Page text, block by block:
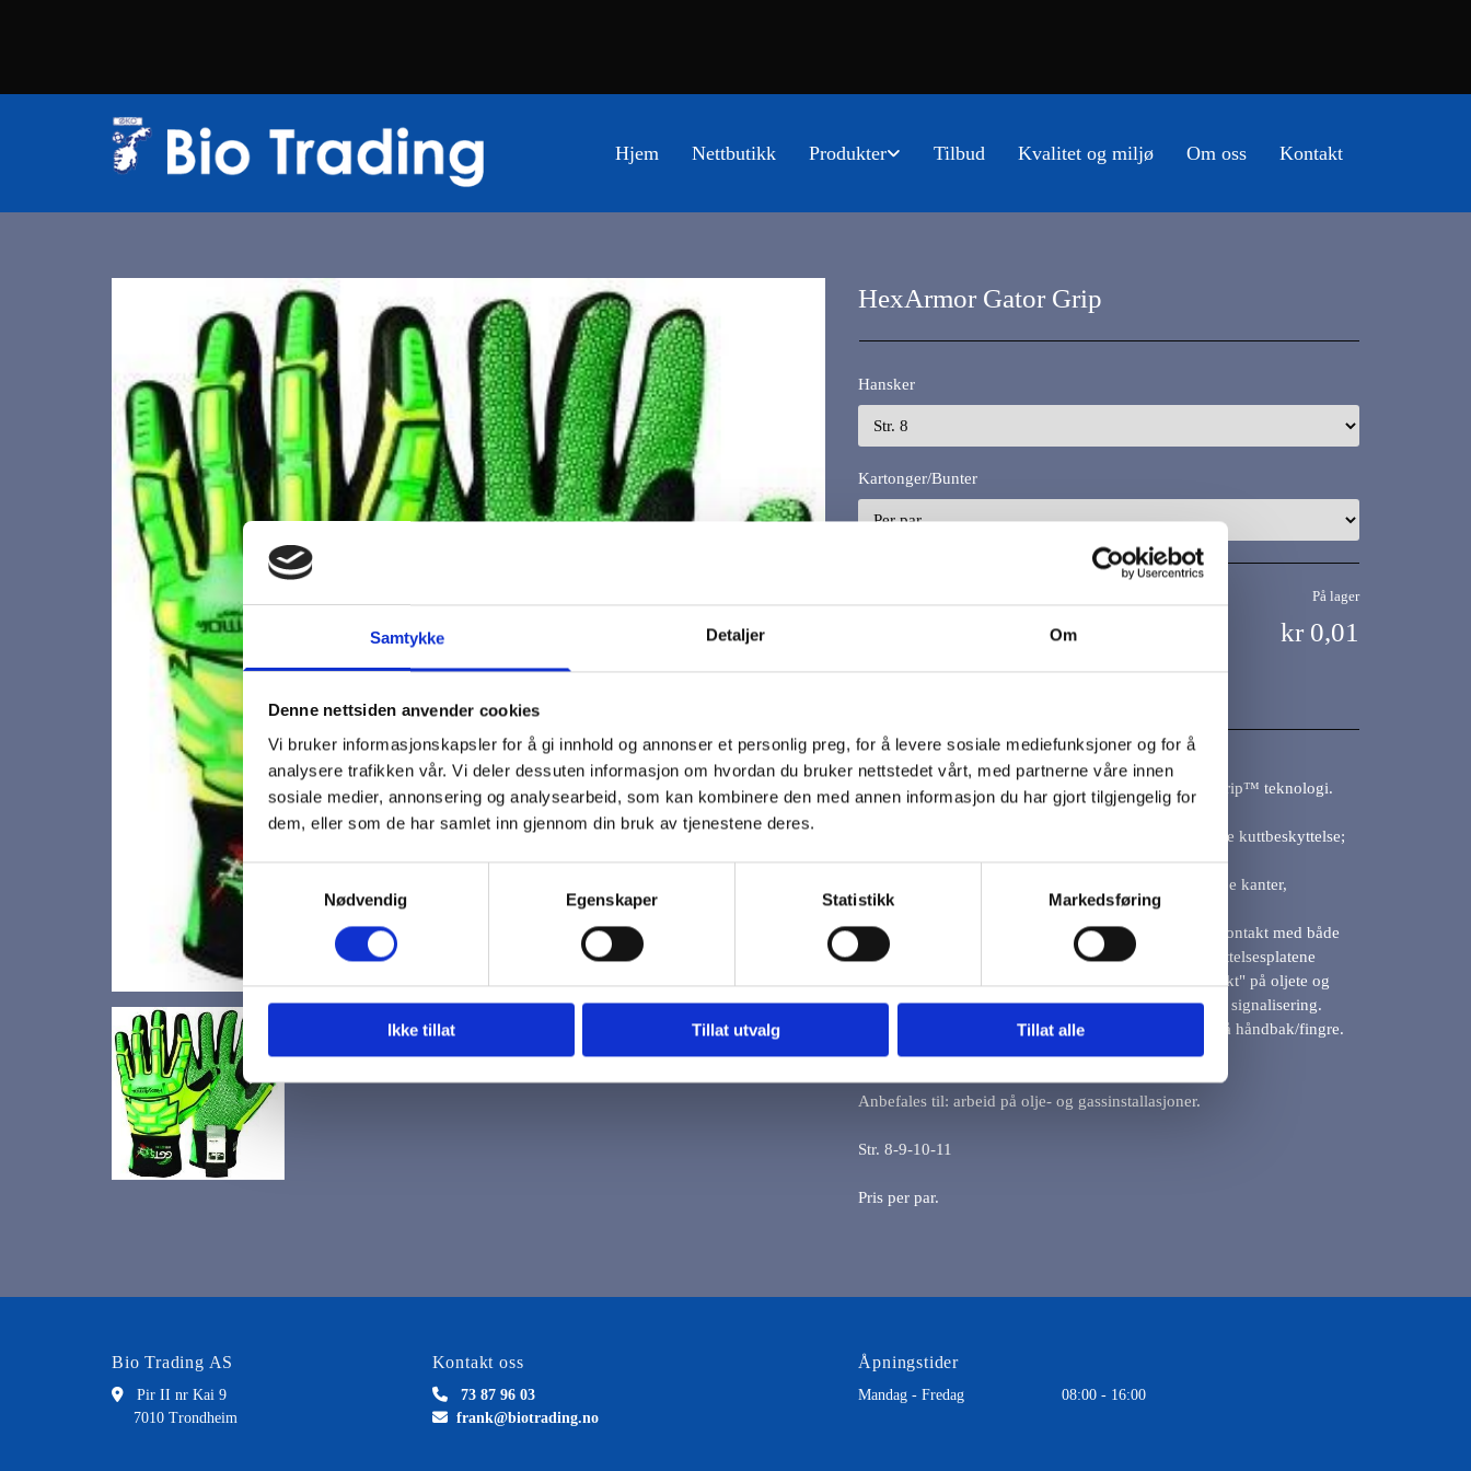
Samtykke Detaljer Om
Denne nettsiden anvender cookies
Vi bruker informasjonskapsler for å gi innhold og annonser et personlig preg, for å levere sosiale mediefunksjoner og for å
analysere trafikken vår. Vi deler dessuten informasjon om hvordan du bruker nettstedet vårt, med partnerne våre innen
sosiale medier, annonsering og analysearbeid, som kan kombinere den med annen informasjon du har gjort tilgjengelig for
dem, eller som de har samlet inn gjennom din bruk av tjenestene deres.
Samtykkevalg
Nødvendig
Egenskaper Statistikk Markedsføring
Ikke tillat Tillat utvalg Tillat alle
Hjem Nettbutikk Produkter Tilbud Kvalitet og miljø Om oss Kontakt
HexArmor Gator Grip
Hansker
Kartonger/Bunter
På lager
kr 0,01
116.4020 Gator Grip™ offshorehansker mot kutt og
punkteringskaderSuperbelegg i håndflaten m/Gator Grip™ teknologi.
Laget med SuperFabric® materiale for absolutt høyeste kuttbeskyttelse;
overstiger EN 388 Cut level 5 (kun håndflaten).
Meget høy punkteringsbeskyttelse mot stålfliser, skarpe kanter,
kabelvaier etc.
Gator Grip™ teknologi gir en svært høy gripeevne i kontakt med både
lettere oljer og ved bruk i kraftig oljete miljøer. Beskyttelsesplatene
kanaliserer bort smøreoljer, og gir en "vinterdekk-effekt" på oljete og
innsmurte deler og verktøy.Synbarhetsfarge for lettere signalisering.
Kraftig håndbaksbeskyttelse som beskytter mot støt på håndbak/fingre.
Vaskbar i maskin på 65 °C. Kan tørketromles.
Anbefales til: arbeid på olje- og gassinstallasjoner.
Str. 8-9-10-11
Pris per par.
Bio Trading AS
 Pir II nr Kai 9
7010 Trondheim
Kontakt oss
 73 87 96 03
 frank@biotrading.no
Åpningstider
Mandag - Fredag 08:00 - 16:00